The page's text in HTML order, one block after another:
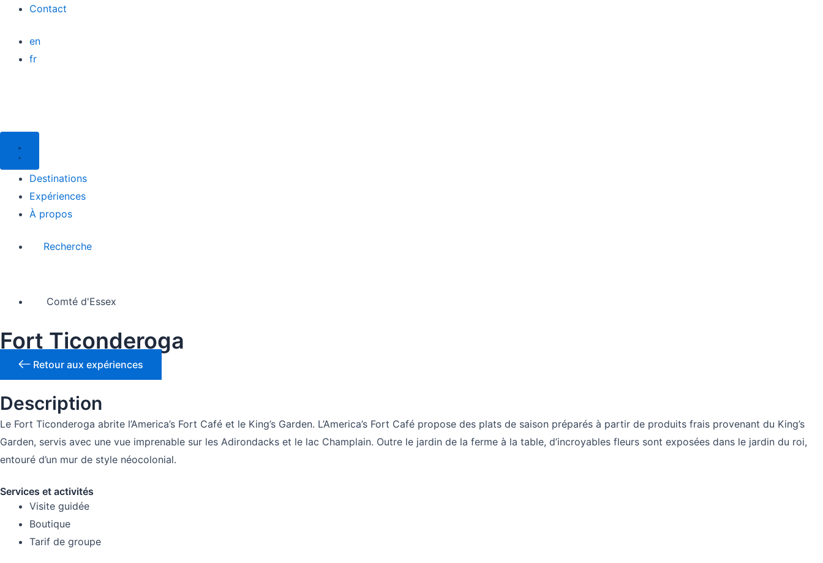
Aller
contenu
Contact
en
fr
Destinations
Expériences
À propos
Recherche
Comté d'Essex
Fort Ticonderoga
Retour aux expériences
Description
Le Fort Ticonderoga abrite l’America’s Fort Café et le King’s Garden. L’America’s Fort Café propose des plats de saison préparés à partir de produits frais provenant du King’s
Garden, servis avec une vue imprenable sur les Adirondacks et le lac Champlain. Outre le jardin de la ferme à la table, d’incroyables fleurs sont exposées dans le jardin du roi,
entouré d’un mur de style néocolonial.
Services et activités
Visite guidée
Boutique
Tarif de groupe